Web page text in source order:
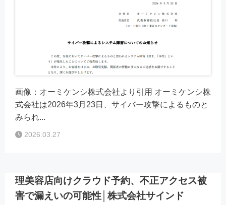
画像：オーミケンシ株式会社より引用 オーミケンシ株
式会社は2026年3月23日、サイバー攻撃によるものと
みられ...
2026.03.27
理美容店向けクラウド予約、不正アクセス被
害で漏えいの可能性│株式会社サインド